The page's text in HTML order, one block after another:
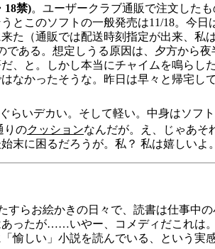
18禁)。ユーザークラブ通販で注文した
このソフトの一般発売は11/18。今
（通販では配送時刻指定が出来、私
ある。想定しうる原因は、夕方から
、と。しかし本当にチャイムを鳴らし
かったそうな。昨日は早々と帰宅し
らいデカい。そして軽い。中身はソフ
りのクッションなんだが。え、じゃあ
末に困るだろうが。私？ 私は嬉しいよ
すらお絵かきの日々で、読書は仕事中
ったが……いやー、コメディだこれは
しい」小説を読んでいる、という実